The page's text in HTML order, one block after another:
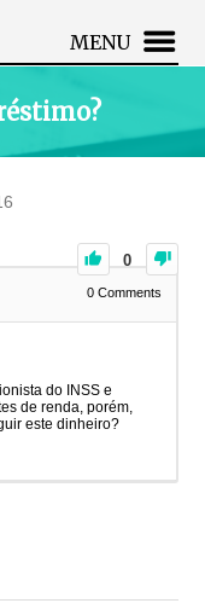
MENU
0
0Comments
do INSS e
de renda, porém,
este dinheiro?